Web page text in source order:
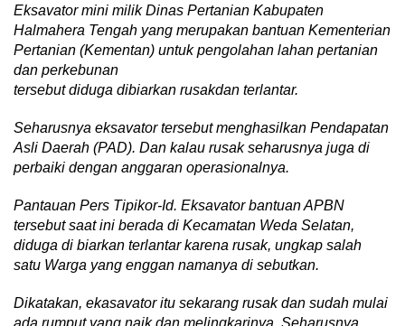
Eksavator mini milik Dinas Pertanian Kabupaten
Halmahera Tengah yang merupakan bantuan Kementerian
Pertanian (Kementan) untuk pengolahan lahan pertanian
dan perkebunan
tersebut diduga dibiarkan rusakdan terlantar.
Seharusnya eksavator tersebut menghasilkan Pendapatan
Asli Daerah (PAD). Dan kalau rusak seharusnya juga di
perbaiki dengan anggaran operasionalnya.
Pantauan Pers Tipikor-Id. Eksavator bantuan APBN
tersebut saat ini berada di Kecamatan Weda Selatan,
diduga di biarkan terlantar karena rusak, ungkap salah
satu Warga yang enggan namanya di sebutkan.
Dikatakan, ekasavator itu sekarang rusak dan sudah mulai
ada rumput yang naik dan melingkarinya. Seharusnya